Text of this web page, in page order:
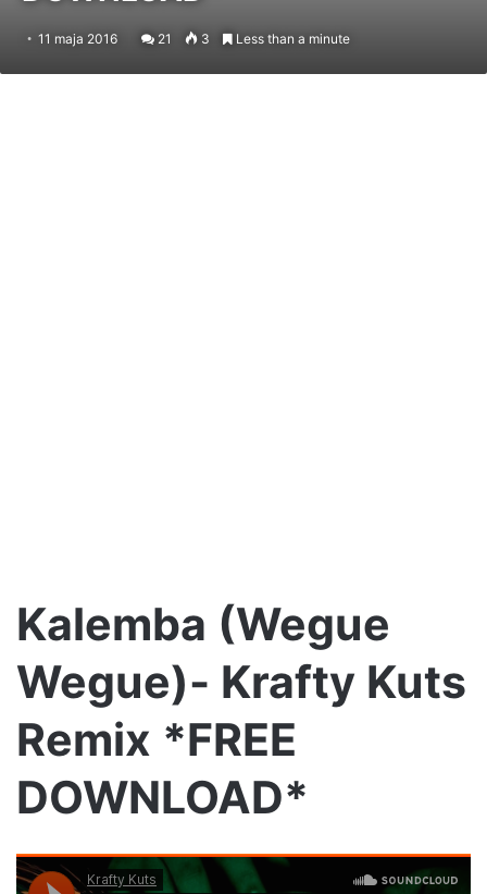
11 maja 2016 21 3 Less than a minute
Kalemba (Wegue
Wegue)- Krafty Kuts
Remix *FREE
DOWNLOAD*